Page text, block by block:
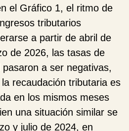
el Gráfico 1, el ritmo de
tributarios
a partir de abril de
de 2026, las tasas de
a ser negativas,
recaudación tributaria es
en los mismos meses
una situación similar se
y julio de 2024, en